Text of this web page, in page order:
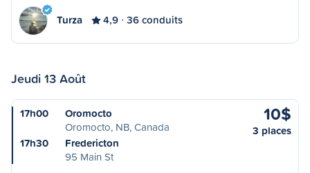
Turza 4,9 36 conduits
Jeudi 13 Août
17h00
Oromocto
Oromocto, NB, Canada
17h30
Fredericton
95 Main St
10$
3 places